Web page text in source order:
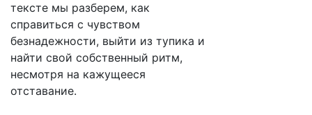
тексте мы разберем, как
справиться с чувством
безнадежности, выйти из тупика и
найти свой собственный ритм,
несмотря на кажущееся
отставание.